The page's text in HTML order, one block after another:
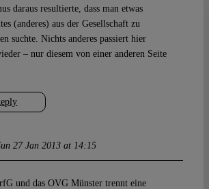
daraus resultierte, dass man etwas
(anderes) aus der Gesellschaft zu
suchte. Nichts anderes passiert hier
– nur diesem von einer anderen Seite
27 Jan 2013 at 14:15
und das OVG Münster trennt eine